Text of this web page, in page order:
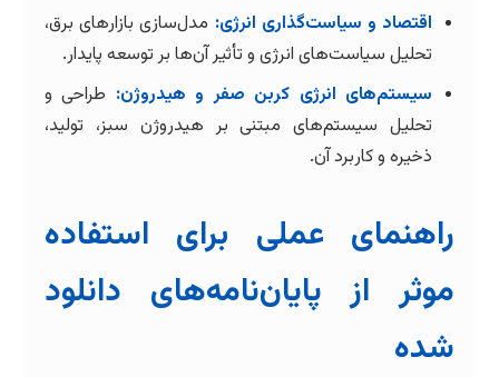
اقتصاد و سیاست‌گذاری انرژی: مدل‌سازی بازارهای برق،
تحلیل سیاست‌های انرژی و تأثیر آن‌ها بر توسعه پایدار.
سیستم‌های انرژی کربن صفر و هیدروژن: طراحی و
تحلیل سیستم‌های مبتنی بر هیدروژن سبز، تولید،
ذخیره و کاربرد آن.
راهنمای عملی برای استفاده
موثر از پایان‌نامه‌های دانلود
شده